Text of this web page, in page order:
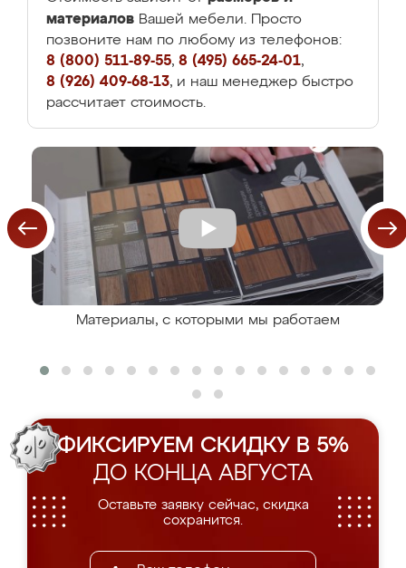
материалов Вашей мебели. Просто
позвоните нам по любому из телефонов:
8 (800) 511-89-55, 8 (495) 665-24-01,
8 (926) 409-68-13, и наш менеджер быстро
рассчитает стоимость.
Материалы, с которыми мы работаем
ФИКСИРУЕМ СКИДКУ В 5%
ДО КОНЦА АВГУСТА
Оставьте заявку сейчас, скидка
сохранится.